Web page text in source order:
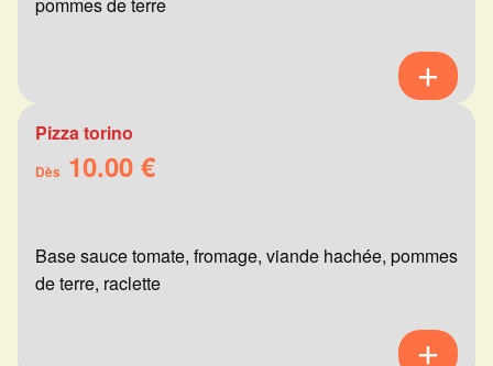
pommes de terre
Pizza torino
Dès 10.00 €
Base sauce tomate, fromage, viande hachée, pommes
de terre, raclette